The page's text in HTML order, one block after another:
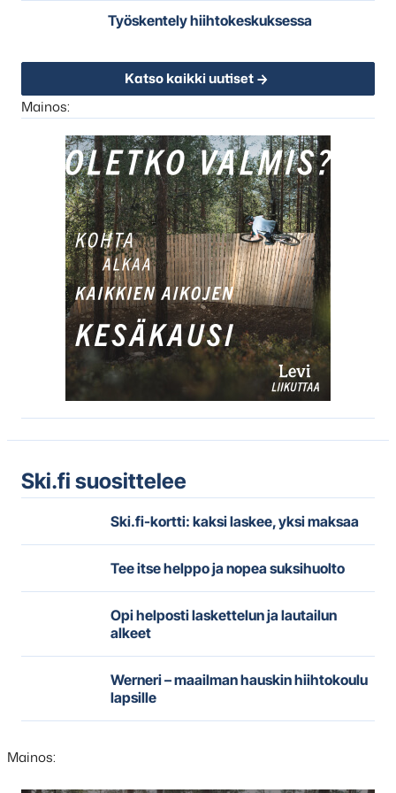
Työskentely hiihtokeskuksessa
Katso kaikki uutiset
Mainos:
Ski.fi suosittelee
Ski.fi-kortti: kaksi laskee, yksi maksaa
Tee itse helppo ja nopea suksihuolto
Opi helposti laskettelun ja lautailun
alkeet
Werneri – maailman hauskin hiihtokoulu
lapsille
Mainos: